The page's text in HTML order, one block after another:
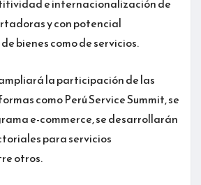
e internacionalización de
y con potencial
bienes como de servicios.
la participación de las
como Perú Service Summit, se
e-commerce, se desarrollarán
para servicios
otros.